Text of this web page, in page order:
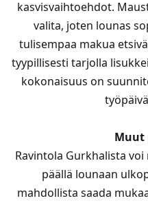
kasvisvaihtoehdot.
valita, joten lounas
tulisempaa makua
tyypillisesti tarjolla
kokonaisuus on
Muut
Ravintola Gurkhalista
päällä lounaan
mahdollista saada